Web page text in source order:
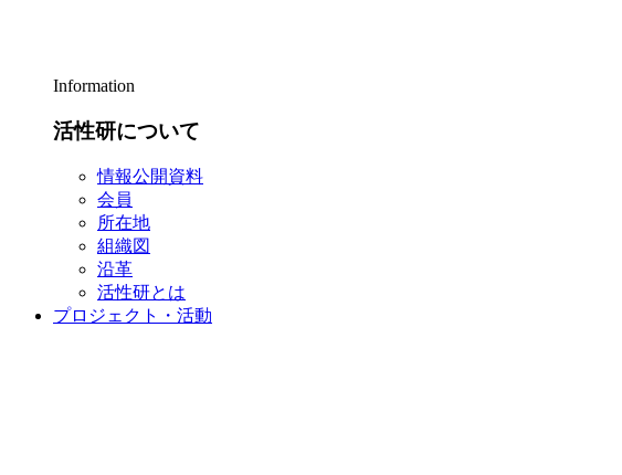
Information
活性研について
情報公開資料
会員
所在地
組織図
沿革
活性研とは
プロジェクト・活動